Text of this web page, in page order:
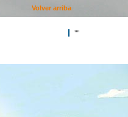
""
Volver arriba